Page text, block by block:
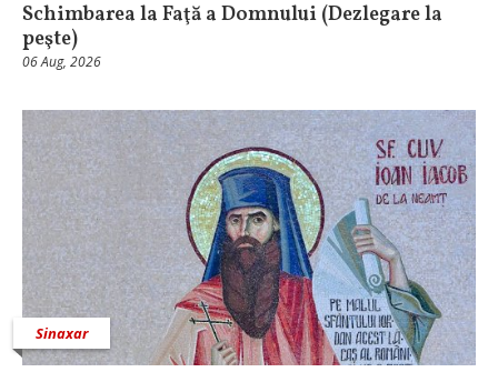
Schimbarea la Faţă a Domnului (Dezlegare la
peşte)
06 Aug, 2026
Sinaxar